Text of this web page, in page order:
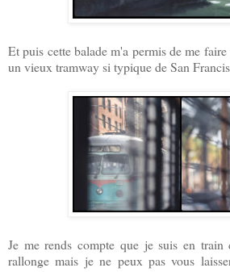
Et puis cette balade m'a permis de me
un vieux tramway si typique de San
Je me rends compte que je suis en
rallonge mais je ne peux pas vous